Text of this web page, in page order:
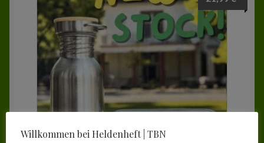
Zur Kasse
Mein Konto
Willkommen bei Heldenheft | TBN